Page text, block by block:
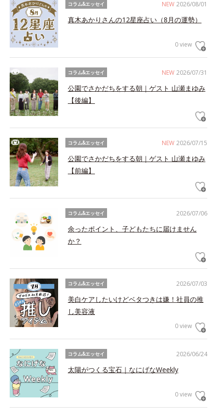
NEW 2026/08/01
コラム&エッセイ
真木あかりさんの12星座占い（8月の運勢）
0 view
NEW 2026/07/31
コラム&エッセイ
公園でさかだちをする朝｜ゲスト 山瀬まゆみ
【後編】
NEW 2026/07/15
コラム&エッセイ
公園でさかだちをする朝｜ゲスト 山瀬まゆみ
【前編】
2026/07/06
コラム&エッセイ
余ったポイント、子どもたちに届けません
か？
2026/07/03
コラム&エッセイ
美白ケアしたいけどベタつきは嫌！社員の推
し美容液
0 view
2026/06/24
コラム&エッセイ
太陽がつくる宝石｜なにげなWeekly
0 view